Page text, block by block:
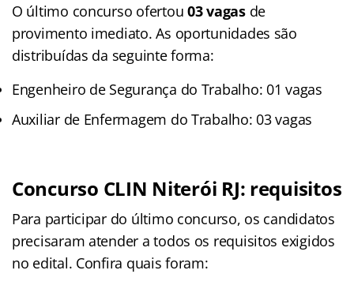
O último concurso ofertou 03 vagasde
provimento imediato. As oportunidades são
distribuídas da seguinte forma:
Engenheiro de Segurança do Trabalho: 01 vagas
Auxiliar de Enfermagem do Trabalho: 03 vagas
Concurso CLIN Niterói RJ: requisitos
Para participar do último concurso, os candidatos
precisaram atender a todos os requisitos exigidos
no edital. Confira quais foram: